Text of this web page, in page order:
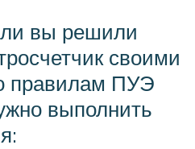
вы решили
своими
правилам ПУЭ
выполнить